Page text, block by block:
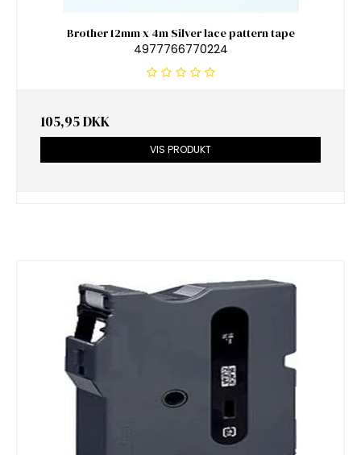
Brother 12mm x 4m Silver lace pattern tape
4977766770224
105,95 DKK
VIS PRODUKT